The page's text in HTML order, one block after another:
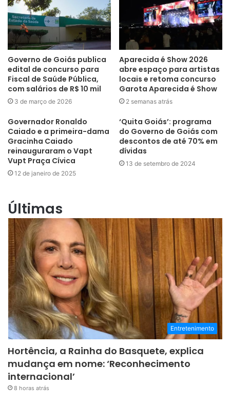
Governo de Goiás publica
edital de concurso para
Fiscal de Saúde Pública,
com salários de R$ 10 mil
3 de março de 2026
Aparecida é Show 2026
abre espaço para artistas
locais e retoma concurso
Garota Aparecida é Show
2 semanas atrás
Governador Ronaldo
Caiado e a primeira-dama
Gracinha Caiado
reinauguraram o Vapt
Vupt Praça Cívica
12 de janeiro de 2025
‘Quita Goiás’: programa
do Governo de Goiás com
descontos de até 70% em
dívidas
13 de setembro de 2024
Últimas
Entretenimento
Hortência, a Rainha do Basquete, explica
mudança em nome: ‘Reconhecimento
internacional’
8 horas atrás